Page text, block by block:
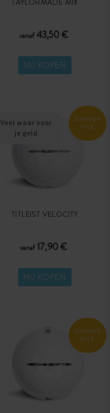
vanaf43,50 €
NU KOPEN
SUMMER
SALE
Veel waar voor
je geld
TITLEIST VELOCITY
vanaf17,90 €
NU KOPEN
SUMMER
SALE